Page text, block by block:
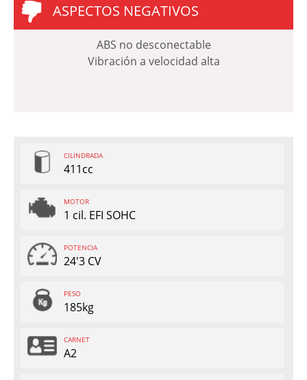
ASPECTOS NEGATIVOS
ABS no desconectable
Vibración a velocidad alta
CILINDRADA
411cc
MOTOR
1 cil. EFI SOHC
POTENCIA
24'3 CV
PESO
185kg
CARNET
A2